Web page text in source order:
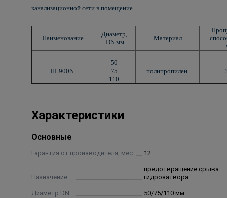
канализационной сети в помещение
Наименование
Диаметр,
DN мм
Материал
HL900N
50
75
110
полипропилен
Характеристики
Основные
Гарантия от производителя, мес. 12
Назначение
предотвращение срыва
гидрозатвора
Диаметр DN 50/75/110 мм.